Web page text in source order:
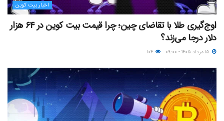
اخبار بیت کوین
اوج‌گیری طلا با تقاضای چین؛ چرا قیمت بیت کوین در ۶۴ هزار
دلار درجا می‌زند؟